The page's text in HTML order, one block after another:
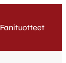
Fanituotteet